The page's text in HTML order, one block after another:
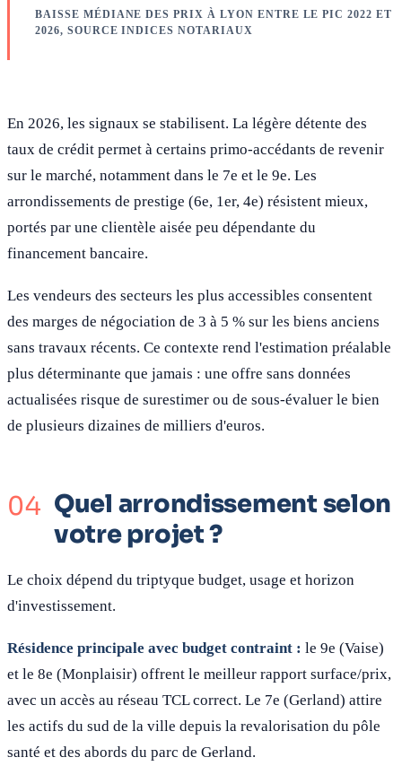
BAISSE MÉDIANE DES PRIX À LYON ENTRE LE PIC 2022 ET
2026, SOURCE INDICES NOTARIAUX
En 2026, les signaux se stabilisent. La légère détente des
taux de crédit permet à certains primo-accédants de revenir
sur le marché, notamment dans le 7e et le 9e. Les
arrondissements de prestige (6e, 1er, 4e) résistent mieux,
portés par une clientèle aisée peu dépendante du
financement bancaire.
Les vendeurs des secteurs les plus accessibles consentent
des marges de négociation de 3 à 5 % sur les biens anciens
sans travaux récents. Ce contexte rend l'estimation préalable
plus déterminante que jamais : une offre sans données
actualisées risque de surestimer ou de sous-évaluer le bien
de plusieurs dizaines de milliers d'euros.
Quel arrondissement selon
votre projet ?
Le choix dépend du triptyque budget, usage et horizon
d'investissement.
Résidence principale avec budget contraint : le 9e (Vaise)
et le 8e (Monplaisir) offrent le meilleur rapport surface/prix,
avec un accès au réseau TCL correct. Le 7e (Gerland) attire
les actifs du sud de la ville depuis la revalorisation du pôle
santé et des abords du parc de Gerland.